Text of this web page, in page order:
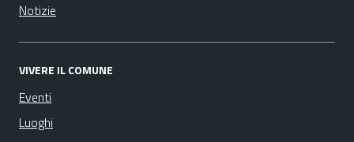
Notizie
VIVERE IL COMUNE
Eventi
Luoghi